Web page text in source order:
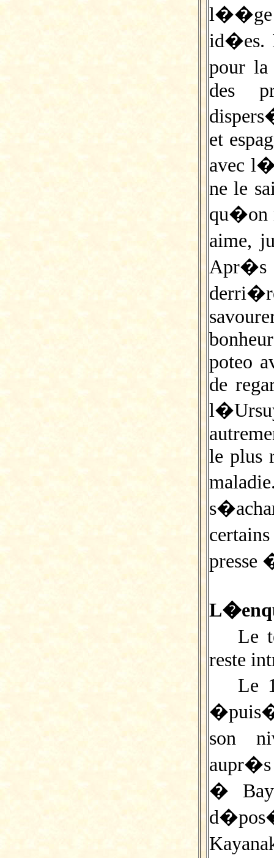
l��ge
id�es.
pour
des
et
avec
ne le
qu�on
aime,
poteo
de
le plus
presse
Le
reste
Le
son
�